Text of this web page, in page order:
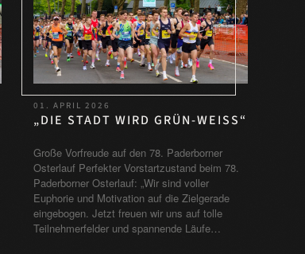
01. APRIL 2026
„DIE STADT WIRD GRÜN-WEISS“
Große Vorfreude auf den 78. Paderborner
Osterlauf Perfekter Vorstartzustand beim 78.
Paderborner Osterlauf: „Wir sind voller
Euphorie und Motivation auf die Zielgerade
eingebogen. Jetzt freuen wir uns auf tolle
Teilnehmerfelder und spannende Läufe…